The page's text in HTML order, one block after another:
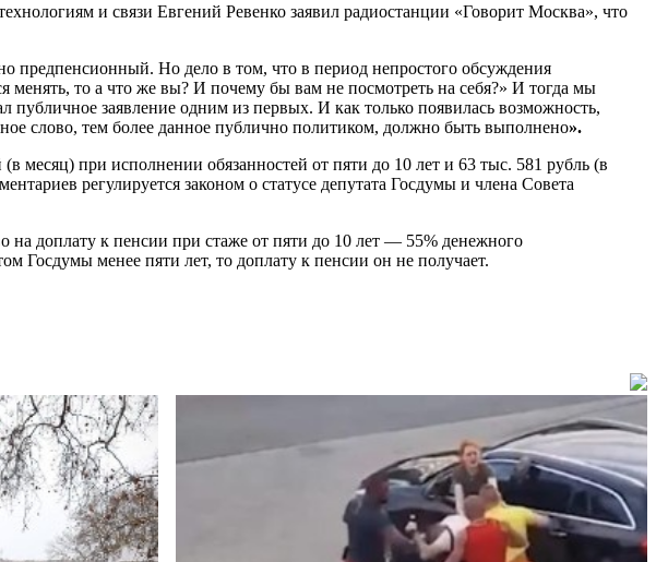
и связи Евгений Ревенко заявил радиостанции «Говорит Москва», что
предпенсионный. Но дело в том, что в период непростого обсуждения
менять, то а что же вы? И почему бы вам не посмотреть на себя?» И тогда мы
заявление одним из первых. И как только появилась возможность,
слово, тем более данное публично политиком, должно быть выполнено».
месяц) при исполнении обязанностей от пяти до 10 лет и 63 тыс. 581 рубль (в
регулируется законом о статусе депутата Госдумы и члена Совета
на доплату к пенсии при стаже от пяти до 10 лет — 55% денежного
Госдумы менее пяти лет, то доплату к пенсии он не получает.